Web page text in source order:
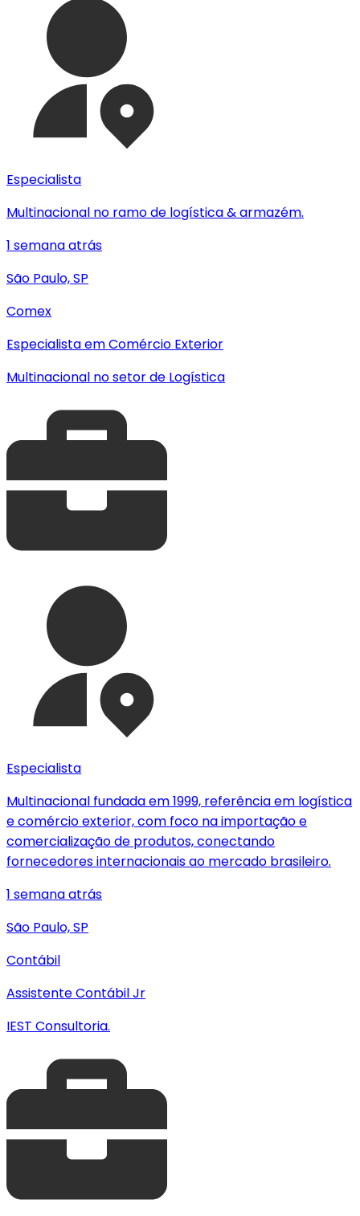
Especialista
Multinacional no ramo de logística & armazém.
1 semana atrás
São Paulo, SP
Comex
Especialista em Comércio Exterior
Multinacional no setor de Logística
Especialista
Multinacional fundada em 1999, referência em logística
e comércio exterior, com foco na importação e
comercialização de produtos, conectando
fornecedores internacionais ao mercado brasileiro.
1 semana atrás
São Paulo, SP
Contábil
Assistente Contábil Jr
IEST Consultoria.